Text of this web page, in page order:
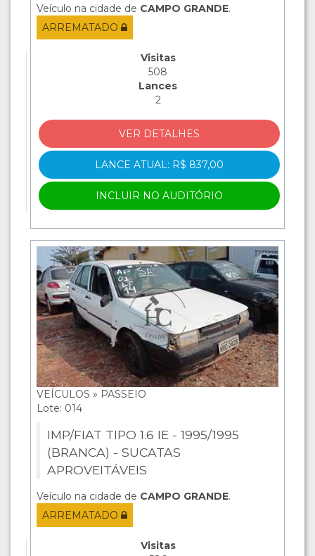
Veículo na cidade de CAMPO GRANDE.
ARREMATADO
Visitas
508
Lances
2
VER DETALHES
LANCE ATUAL: R$ 837,00
INCLUIR NO AUDITÓRIO
VEÍCULOS » PASSEIO
Lote: 014
IMP/FIAT TIPO 1.6 IE - 1995/1995
(BRANCA) - SUCATAS
APROVEITÁVEIS
Veículo na cidade de CAMPO GRANDE.
ARREMATADO
Visitas